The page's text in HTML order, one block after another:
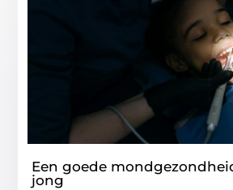
Een goede
jong